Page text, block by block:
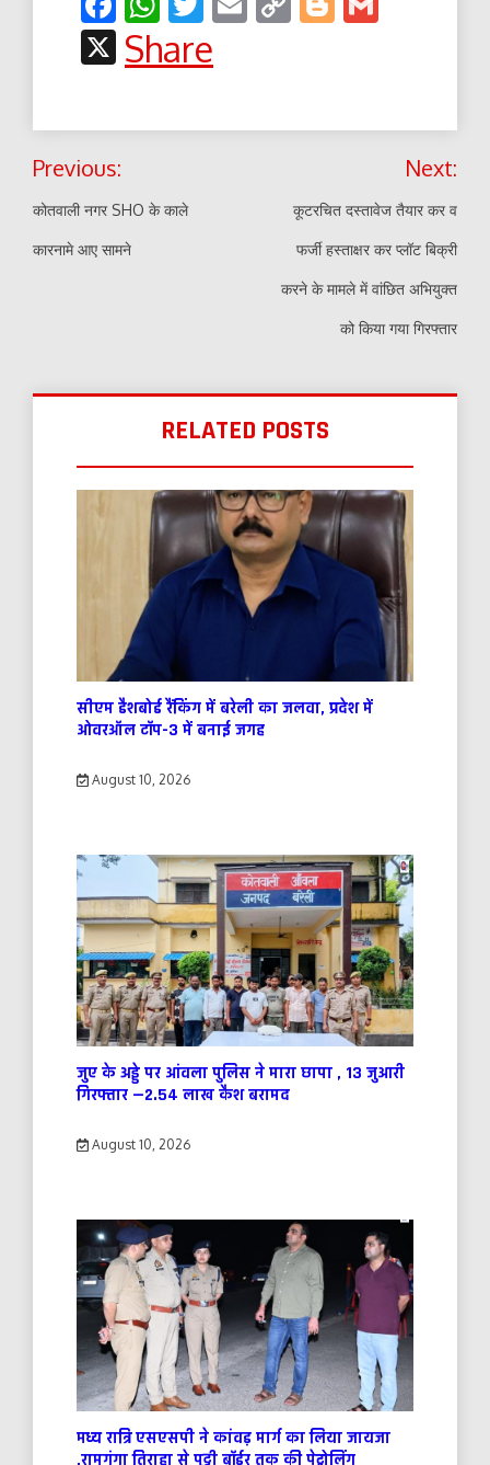
X
Share
Post
navigation
Previous:
कोतवाली नगर SHO के काले
कारनामे आए सामने
Next:
कूटरचित दस्तावेज तैयार कर व
फर्जी हस्ताक्षर कर प्लॉट बिक्री
करने के मामले में वांछित अभियुक्त
को किया गया गिरफ्तार
RELATED POSTS
सीएम डैशबोर्ड रैंकिंग में बरेली का जलवा, प्रदेश में
ओवरऑल टॉप-3 में बनाई जगह
August 10, 2026
जुए के अड्डे पर आंवला पुलिस ने मारा छापा , 13 जुआरी
गिरफ्तार —2.54 लाख कैश बरामद
August 10, 2026
मध्य रात्रि एसएसपी ने कांवड़ मार्ग का लिया जायजा
,रामगंगा तिराहा से पुट्ठी बॉर्डर तक की पेट्रोलिंग